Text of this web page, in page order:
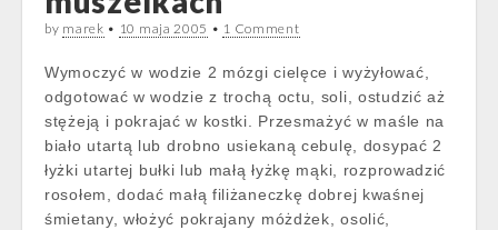
by marek • 10 maja 2005 • 1 Comment
Wymoczyć w wodzie 2 mózgi cielęce i wyżyłować,
odgotować w wodzie z trochą octu, soli, ostudzić aż
stężeją i pokrajać w kostki. Przesmażyć w maśle na
biało utartą lub drobno usiekaną cebulę, dosypać 2
łyżki utartej bułki lub małą łyżkę mąki, rozprowadzić
rosołem, dodać małą filiżaneczkę dobrej kwaśnej
śmietany, włożyć pokrajany móżdżek, osolić,